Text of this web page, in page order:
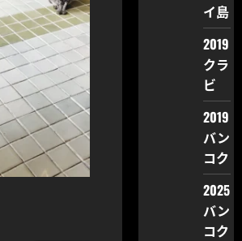
イ島
2019
クラ
ビ
2019
バン
コク
2025
バン
コク